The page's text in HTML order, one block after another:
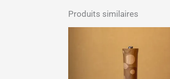
Produits similaires